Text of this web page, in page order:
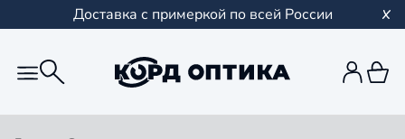
Доставка с примеркой по всей России